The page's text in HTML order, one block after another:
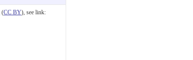
(CC BY), see link: